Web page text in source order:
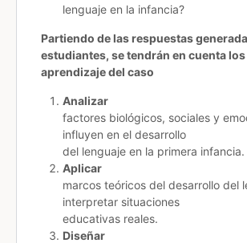
lenguaje en la infancia?
Partiendo de las respuestas
estudiantes, se tendrán en cuenta
aprendizaje del caso
Analizar
factores biológicos, sociales y
influyen en el desarrollo
del lenguaje en la primera infancia.
Aplicar
marcos teóricos del desarrollo del
interpretar situaciones
educativas reales.
Diseñar